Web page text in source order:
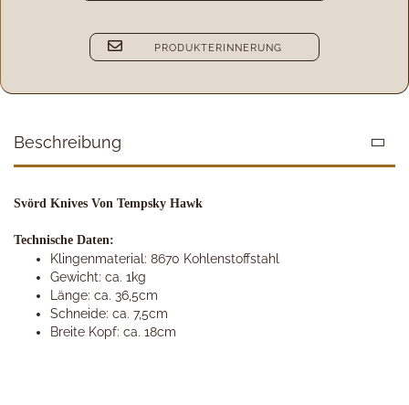
PRODUKTERINNERUNG
Beschreibung
Svörd Knives Von Tempsky Hawk
Technische Daten:
Klingenmaterial: 8670 Kohlenstoffstahl
Gewicht: ca. 1kg
Länge: ca. 36,5cm
Schneide: ca. 7,5cm
Breite Kopf: ca. 18cm